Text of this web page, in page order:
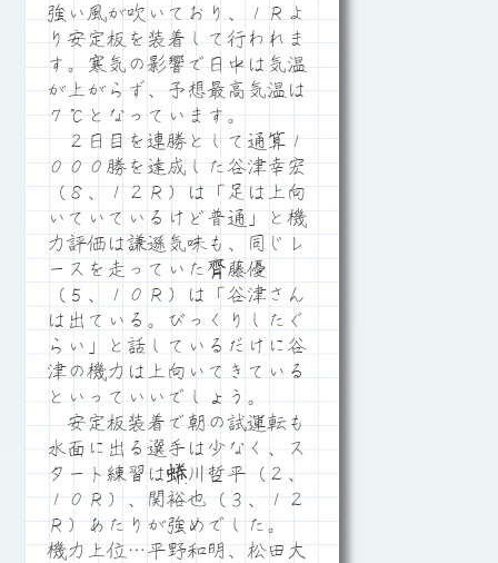
強い風が吹いており、１Ｒよ
り安定板を装着して行われま
す。寒気の影響で日中は気温
が上がらず、予想最高気温は
７℃となっています。
２日目を連勝として通算１
０００勝を達成した谷津幸宏
（８、１２Ｒ）は「足は上向
いていているけど普通」と機
力評価は謙遜気味も、同じレ
ースを走っていた齊藤優
（５、１０Ｒ）は「谷津さん
は出ている。びっくりしたぐ
らい」と話しているだけに谷
津の機力は上向いてきている
といっていいでしょう。
安定板装着で朝の試運転も
水面に出る選手は少なく、ス
タート練習は蜷川哲平（２、
１０Ｒ）、関裕也（３、１２
Ｒ）あたりが強めでした。
機力上位…平野和明、松田大